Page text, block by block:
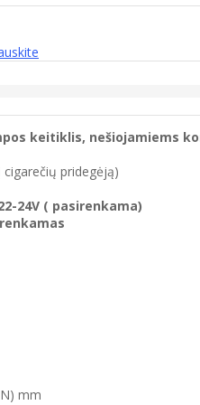
keitiklis, nešiojamiems
pridegėją)
24V ( pasirenkama)
mm